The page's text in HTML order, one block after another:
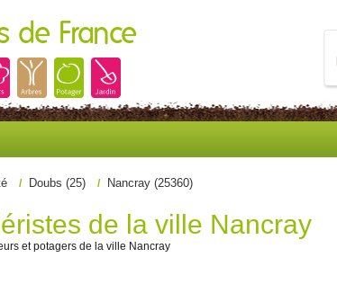
de France
Doubs (25) Nancray (25360)
de la ville Nancray
et potagers de la ville Nancray